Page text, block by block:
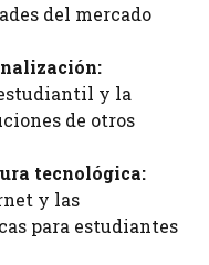
del mercado
y la
de otros
tecnológica:
y las
para estudiantes